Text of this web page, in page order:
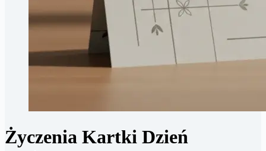
Życzenia Kartki Dzień